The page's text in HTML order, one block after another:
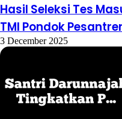
Hasil Seleksi Tes
TMI Pondok
3 December 2025